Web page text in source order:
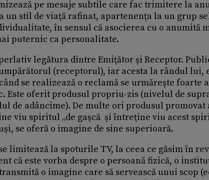
pe mesaje subtile care fac trimitere la
un stil de viaţă rafinat, apartenenţa la un grup
în sensul că asocierea cu o anumită
puternic ca personalitate.
legătura dintre Emiţător şi Receptor.
(receptorul), iar acesta la rândul lui,
se realizează o reclamă se urmăreşte foarte
Este oferit produsul propriu-zis (nivelul de
de adâncime). De multe ori produsul promovat
viu spiritul „de gaşcă şi întreţine viu acest
se oferă o imagine de sine superioară.
limitează la spoturile TV, la ceea ce găsim în
că este vorba despre o persoană fizică, o
o imagine care să servească unui scop